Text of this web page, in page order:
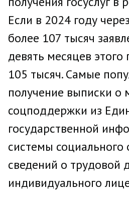
Если в 2024 году
более 107 тысяч
девять месяцев этого
105 тысяч. Самые
получение выписки о
соцподдержки из
государственной
системы социального
сведений о трудовой
индивидуального